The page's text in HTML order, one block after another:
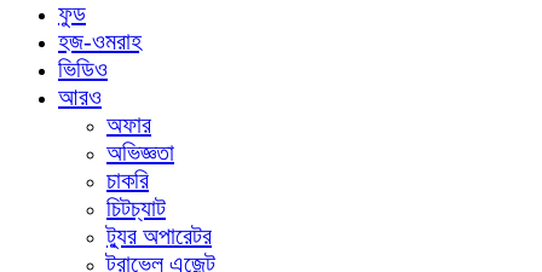
ফুড
হজ-ওমরাহ
ভিডিও
আরও
অফার
অভিজ্ঞতা
চাকরি
চিটচ্যাট
ট্যুর অপারেটর
ট্রাভেল এজেন্ট